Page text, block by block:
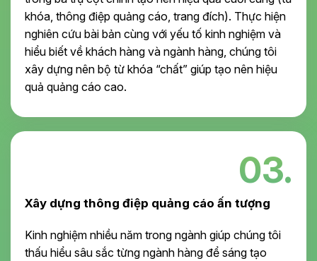
khóa, thông điệp quảng cáo, trang đích). Thực hiện
nghiên cứu bài bản cùng với yếu tố kinh nghiệm và
hiểu biết về khách hàng và ngành hàng, chúng tôi
xây dựng nên bộ từ khóa “chất” giúp tạo nên hiệu
quả quảng cáo cao.
03.
Xây dựng thông điệp quảng cáo ấn tượng
Kinh nghiệm nhiều năm trong ngành giúp chúng tôi
thấu hiểu sâu sắc từng ngành hàng để sáng tạo